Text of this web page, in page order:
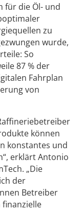
für die Öl- und
zu
wurde,
So
87 % der
Fahrplan
von
können
konstantes und
erklärt Antonio
„Die
der
Betreiber
finanzielle